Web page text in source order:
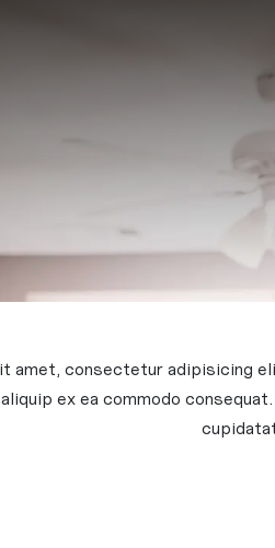
amet, consectetur adipisicing
ex ea commodo